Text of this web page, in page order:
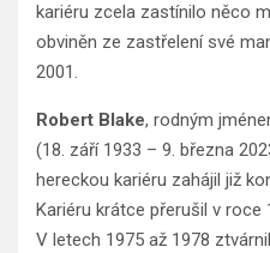
kariéru zcela zastínilo něco
obviněn ze zastřelení své
2001.
Robert Blake, rodným
(18. září 1933 – 9. března
hereckou kariéru zahájil již
Kariéru krátce přerušil v roce
V letech 1975 až 1978